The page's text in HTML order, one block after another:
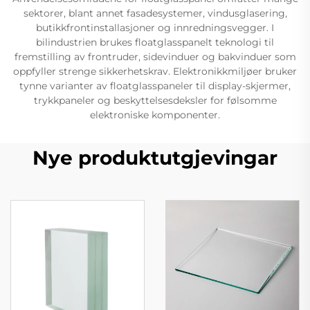
sektorer, blant annet fasadesystemer, vindusglasering,
butikkfrontinstallasjoner og innredningsvegger. I
bilindustrien brukes floatglasspanelt teknologi til
fremstilling av frontruder, sidevinduer og bakvinduer som
oppfyller strenge sikkerhetskrav. Elektronikkmiljøer bruker
tynne varianter av floatglasspaneler til display-skjermer,
trykkpaneler og beskyttelsesdeksler for følsomme
elektroniske komponenter.
Nye produktutgjevingar